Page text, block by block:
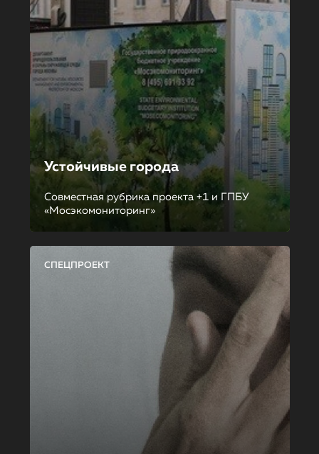
Устойчивые города
Совместная рубрика проекта +1 и ГПБУ
«Мосэкомониторинг»
СПЕЦПРОЕКТ